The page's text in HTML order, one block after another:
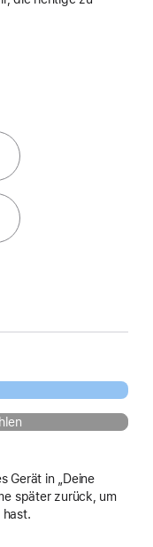
Gerät in „Deine
später zurück, um